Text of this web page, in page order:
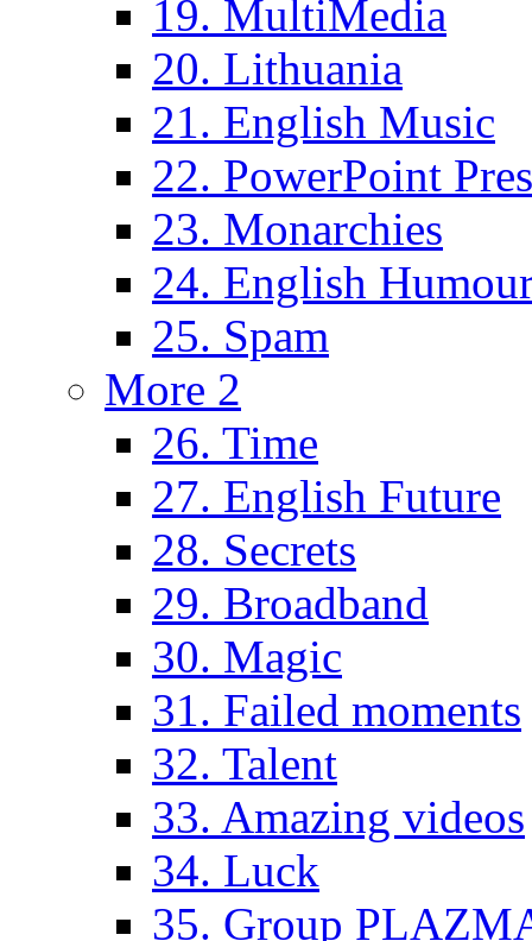
19. MultiMedia
20. Lithuania
21. English Music
22. PowerPoint
23. Monarchies
24. English
25. Spam
More 2
26. Time
27. English Future
28. Secrets
29. Broadband
30. Magic
31. Failed moments
32. Talent
33. Amazing videos
34. Luck
35. Group